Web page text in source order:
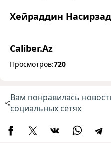
Хейраддин
Caliber.Az
Просмотров:720
Вам понравилась
социальных сетях